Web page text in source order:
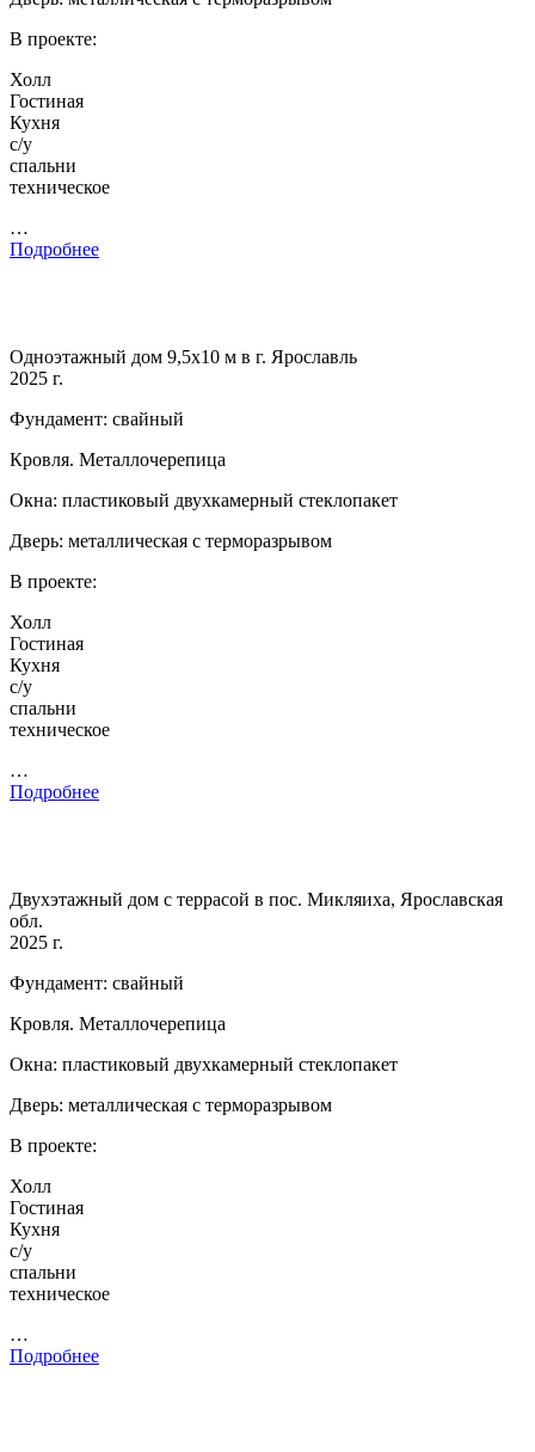
В проекте:
Холл
Гостиная
Кухня
с/у
спальни
техническое
…
Подробнее
Одноэтажный дом 9,5х10 м в г. Ярославль
2025 г.
Фундамент: свайный
Кровля. Металлочерепица
Окна: пластиковый двухкамерный стеклопакет
Дверь: металлическая с терморазрывом
В проекте:
Холл
Гостиная
Кухня
с/у
спальни
техническое
…
Подробнее
Двухэтажный дом с террасой в пос. Микляиха, Ярославская
обл.
2025 г.
Фундамент: свайный
Кровля. Металлочерепица
Окна: пластиковый двухкамерный стеклопакет
Дверь: металлическая с терморазрывом
В проекте:
Холл
Гостиная
Кухня
с/у
спальни
техническое
…
Подробнее